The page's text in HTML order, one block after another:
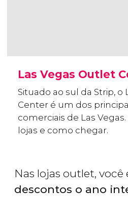
Las Vegas Outlet
Situado ao sul da Strip, o
Center é um dos
comerciais de Las
lojas e como chegar.
Nas lojas outlet, você
descontos o ano